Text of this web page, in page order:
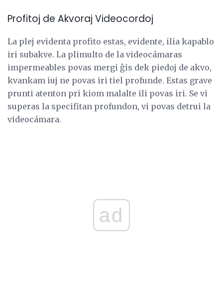
Profitoj de Akvoraj Videocordoj
La plej evidenta profito estas, evidente, ilia kapablo
iri subakve. La plimulto de la videocámaras
impermeables povas mergi ĝis dek piedoj de akvo,
kvankam iuj ne povas iri tiel profunde. Estas grave
prunti atenton pri kiom malalte ili povas iri. Se vi
superas la specifitan profundon, vi povas detrui la
videocámara.
ad